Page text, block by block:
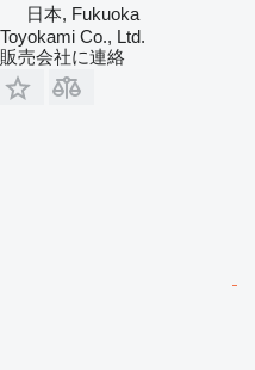
日本, Fukuoka
Toyokami Co., Ltd.
販売会社に連絡